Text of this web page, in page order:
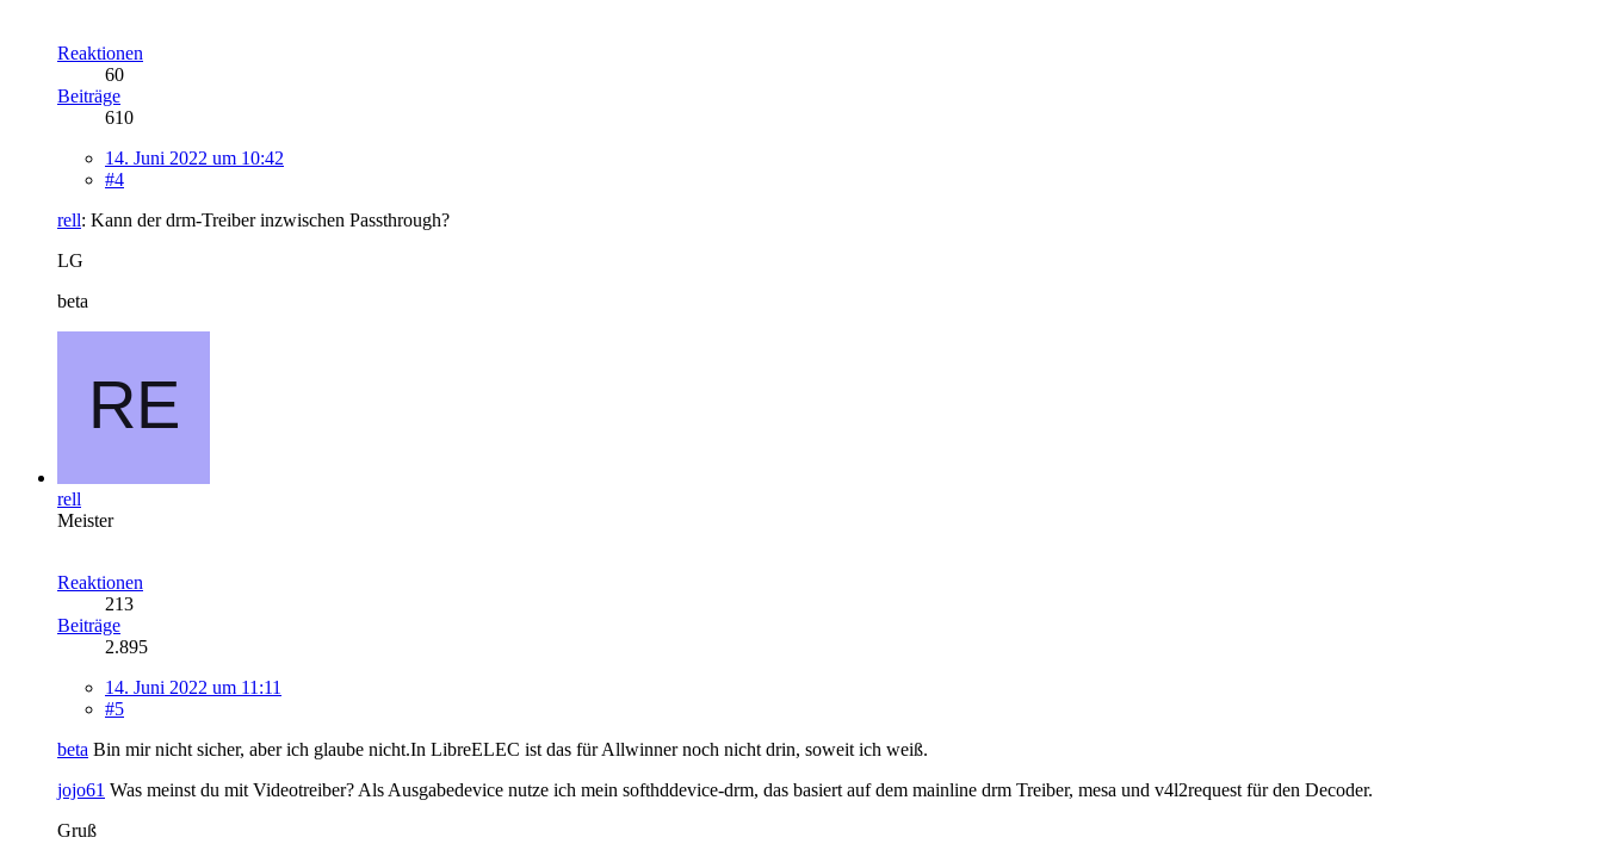
Reaktionen
60
Beiträge
610
14. Juni 2022 um 10:42
#4
rell: Kann der drm-Treiber inzwischen Passthrough?
LG
beta
rell
Meister
Reaktionen
213
Beiträge
2.895
14. Juni 2022 um 11:11
#5
beta Bin mir nicht sicher, aber ich glaube nicht.In LibreELEC ist das für Allwinner noch nicht drin, soweit ich weiß.
jojo61 Was meinst du mit Videotreiber? Als Ausgabedevice nutze ich mein softhddevice-drm, das basiert auf dem mainline drm Treiber, mesa und v4l2request für den Decoder.
Gruß